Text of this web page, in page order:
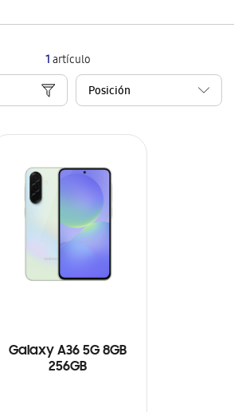
1artículo
Galaxy A36 5G 8GB
256GB